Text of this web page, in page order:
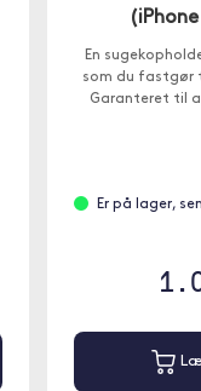
En
som du fastgør
Garanteret til
Er på lager,